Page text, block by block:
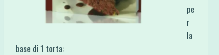
pe
r
la
base di 1 torta: